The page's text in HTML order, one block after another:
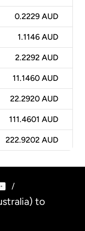
0.2229 AUD
1.1146 AUD
2.2292 AUD
11.1460 AUD
22.2920 AUD
111.4601 AUD
222.9202 AUD
/
to